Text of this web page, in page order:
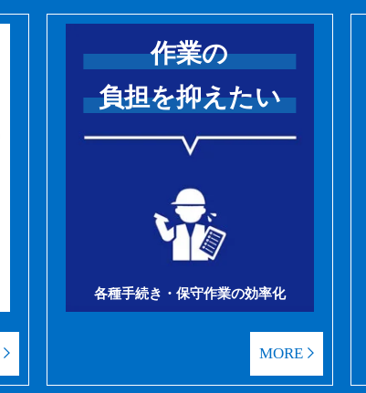
作業の
負担を抑えたい
各種手続き・保守作業の効率化
MORE